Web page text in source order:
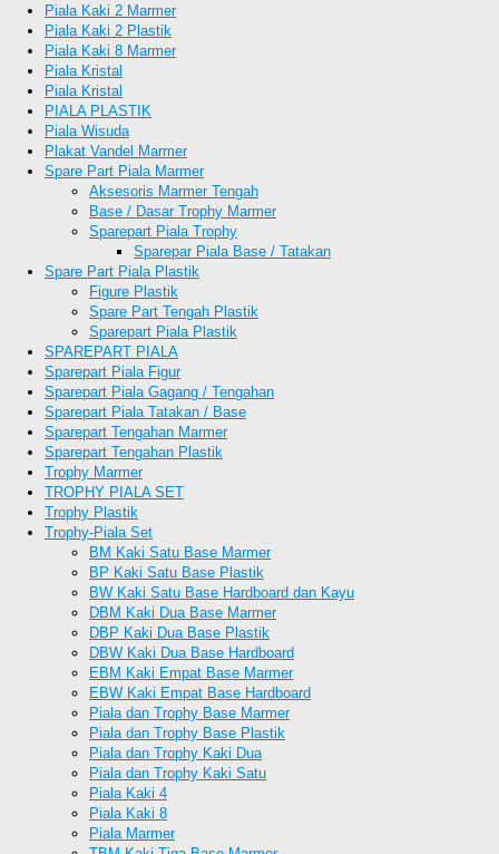
Piala Kaki 2 Marmer
Piala Kaki 2 Plastik
Piala Kaki 8 Marmer
Piala Kristal
Piala Kristal
PIALA PLASTIK
Piala Wisuda
Plakat Vandel Marmer
Spare Part Piala Marmer
Aksesoris Marmer Tengah
Base / Dasar Trophy Marmer
Sparepart Piala Trophy
Sparepar Piala Base / Tatakan
Spare Part Piala Plastik
Figure Plastik
Spare Part Tengah Plastik
Sparepart Piala Plastik
SPAREPART PIALA
Sparepart Piala Figur
Sparepart Piala Gagang / Tengahan
Sparepart Piala Tatakan / Base
Sparepart Tengahan Marmer
Sparepart Tengahan Plastik
Trophy Marmer
TROPHY PIALA SET
Trophy Plastik
Trophy-Piala Set
BM Kaki Satu Base Marmer
BP Kaki Satu Base Plastik
BW Kaki Satu Base Hardboard dan Kayu
DBM Kaki Dua Base Marmer
DBP Kaki Dua Base Plastik
DBW Kaki Dua Base Hardboard
EBM Kaki Empat Base Marmer
EBW Kaki Empat Base Hardboard
Piala dan Trophy Base Marmer
Piala dan Trophy Base Plastik
Piala dan Trophy Kaki Dua
Piala dan Trophy Kaki Satu
Piala Kaki 4
Piala Kaki 8
Piala Marmer